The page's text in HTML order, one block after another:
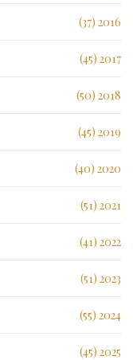
2016 (37)
2017 (45)
2018 (50)
2019 (45)
2020 (40)
2021 (51)
2022 (41)
2023 (51)
2024 (55)
2025 (45)